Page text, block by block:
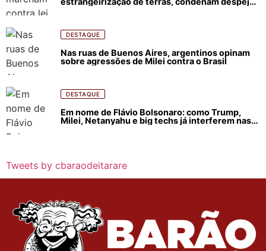
DESTAQUE
Nas ruas de Buenos Aires, argentinos opinam
sobre agressões de Milei contra o Brasil
DESTAQUE
Em nome de Flávio Bolsonaro: como Trump,
Milei, Netanyahu e big techs já interferem nas
Tweets by cbaraodeitarare